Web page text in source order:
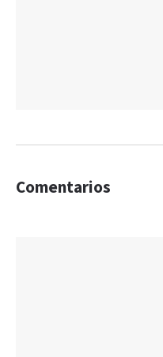
Comentarios